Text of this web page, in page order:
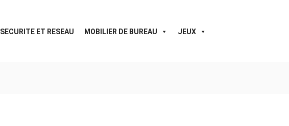
SECURITE ET RESEAU MOBILIER DE BUREAU JEUX